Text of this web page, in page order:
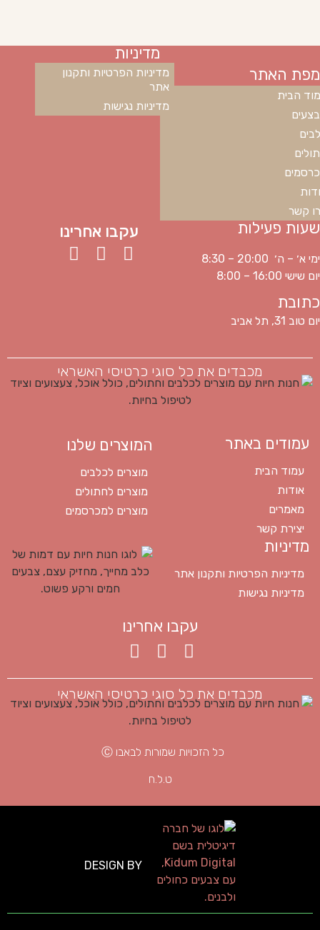
מפת האתר
הבית
קשר
מדיניות
מדיניות הפרטיות ותקנון
אתר
מדיניות נגישות
שעות פעילות
ימי א׳ – ה׳ 20:00 – 8:30
יום שישי 16:00 – 8:00
כתובת
יום טוב 31, תל אביב
עקבו אחרינו
מכבדים את כל סוגי כרטיסי האשראי
עמודים באתר
עמוד הבית
אודות
מאמרים
יצירת קשר
המוצרים שלנו
מוצרים לכלבים
מוצרים לחתולים
מוצרים למכרסמים
מדיניות
מדיניות הפרטיות ותקנון אתר
מדיניות נגישות
עקבו אחרינו
מכבדים את כל סוגי כרטיסי האשראי
כל הזכויות שמורות לבאבו Ⓒ
ט.ל.ח
DESIGN BY